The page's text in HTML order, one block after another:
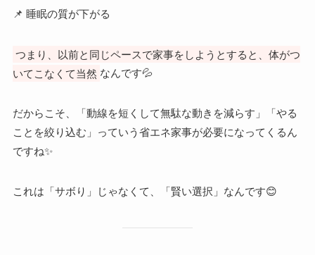
📌 睡眠の質が下がる
つまり、以前と同じペースで家事をしようとすると、体がつ
いてこなくて当然 なんです💦
だからこそ、「動線を短くして無駄な動きを減らす」「やる
ことを絞り込む」っていう省エネ家事が必要になってくるん
ですね✨
これは「サボり」じゃなくて、「賢い選択」なんです😊